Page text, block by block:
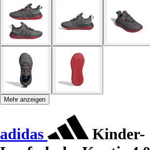
Mehr anzeigen
adidas
Kinder-